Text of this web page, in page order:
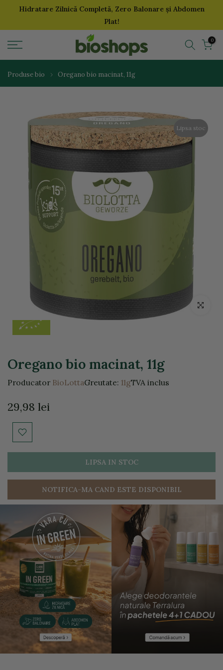
SariHidratare Zilnică Completă, Zero Balonare și Abdomen
Plat!
0
Produse bio Oregano bio macinat, 11g
Lipsa stoc
Click
Oregano bio macinat, 11g
Producator BioLottaGreutate: 11gTVA inclus
29,98 lei
LIPSA IN STOC
NOTIFICA-MA CAND ESTE DISPONIBIL